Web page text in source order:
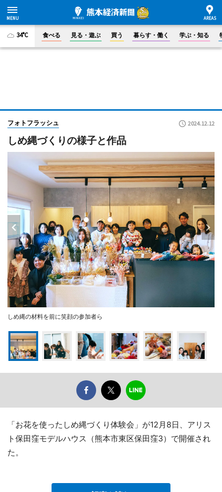
34°C 食べる 見る・遊ぶ 買う 暮らす・働く 学ぶ・知る
フォトフラッシュ 2024.12.12
しめ縄づくりの様子と作品
しめ縄の材料を前に笑顔の参加者ら
「お花を使ったしめ縄づくり体験会」が12月8日、アリス
ト保田窪モデルハウス（熊本市東区保田窪3）で開催され
た。